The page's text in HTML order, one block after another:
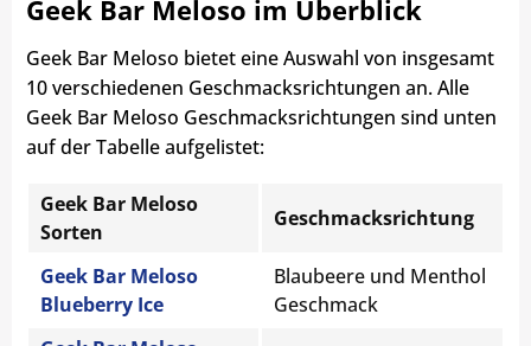
Geek Bar Meloso im Überblick
Geek Bar Meloso bietet eine Auswahl von insgesamt
10 verschiedenen Geschmacksrichtungen an. Alle
Geek Bar Meloso Geschmacksrichtungen sind unten
auf der Tabelle aufgelistet:
Geek Bar Meloso
Sorten
Geschmacksrichtung
Geek Bar Meloso
Blueberry Ice
Blaubeere und Menthol
Geschmack